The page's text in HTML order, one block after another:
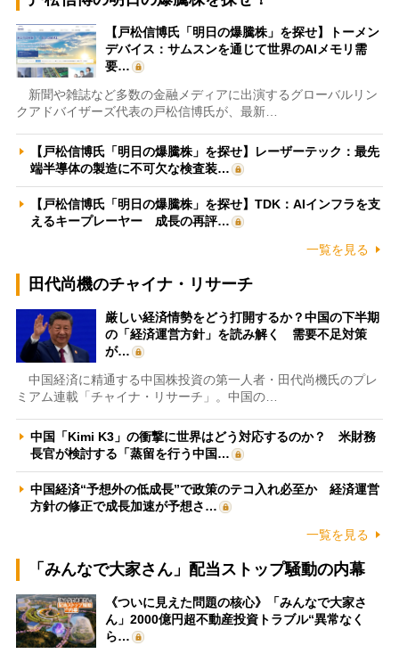
【戸松信博氏「明日の爆騰株」を探せ】トーメン
デバイス：サムスンを通じて世界のAIメモリ需
要…
新聞や雑誌など多数の金融メディアに出演するグローバルリン
クアドバイザーズ代表の戸松信博氏が、最新…
【戸松信博氏「明日の爆騰株」を探せ】レーザーテック：最先
端半導体の製造に不可欠な検査装…
【戸松信博氏「明日の爆騰株」を探せ】TDK：AIインフラを支
えるキープレーヤー 成長の再評…
一覧を見る
田代尚機のチャイナ・リサーチ
厳しい経済情勢をどう打開するか？中国の下半期
の「経済運営方針」を読み解く 需要不足対策
が…
中国経済に精通する中国株投資の第一人者・田代尚機氏のプレ
ミアム連載「チャイナ・リサーチ」。中国の…
中国「Kimi K3」の衝撃に世界はどう対応するのか？ 米財務
長官が検討する「蒸留を行う中国…
中国経済“予想外の低成長”で政策のテコ入れ必至か 経済運営
方針の修正で成長加速が予想さ…
一覧を見る
「みんなで大家さん」配当ストップ騒動の内幕
《ついに見えた問題の核心》「みんなで大家さ
ん」2000億円超不動産投資トラブル“異常なく
ら…